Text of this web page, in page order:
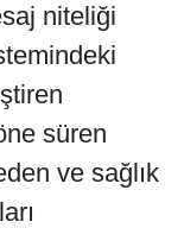
niteliği
süren
ve sağlık